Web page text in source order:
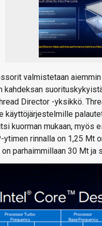
valmistetaan
Director -yksikkö.
käyttöjärjestelmille
kuorman mukaan,
rinnalla on 1,25 Mt
parhaimmillaan 30 Mt